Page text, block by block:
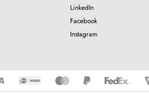
LinkedIn
Facebook
Instagram